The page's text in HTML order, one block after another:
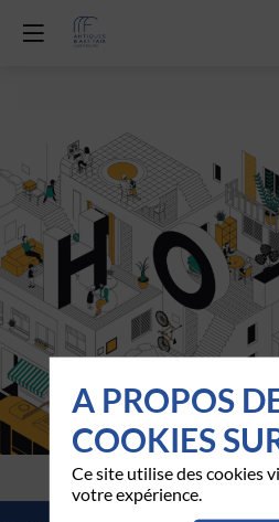
A PROPOS
COOKIES
Ce site utilise des cookies
votre expérience.